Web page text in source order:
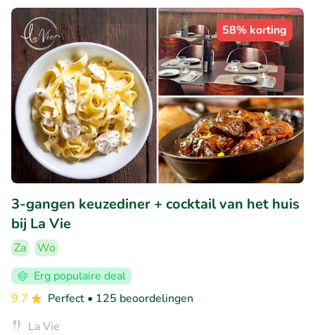
58% korting
3-gangen keuzediner + cocktail van het huis
bij La Vie
Za
Wo
Erg populaire deal
9.7
Perfect • 125 beoordelingen
La Vie